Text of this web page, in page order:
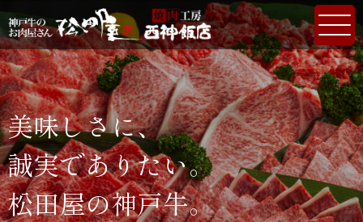
美味しさに、
誠実でありたい。
松田屋の神戸牛。